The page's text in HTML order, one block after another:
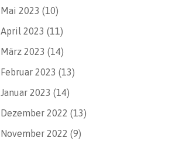
Mai 2023 (10)
April 2023 (11)
März 2023 (14)
Februar 2023 (13)
Januar 2023 (14)
Dezember 2022 (13)
November 2022 (9)